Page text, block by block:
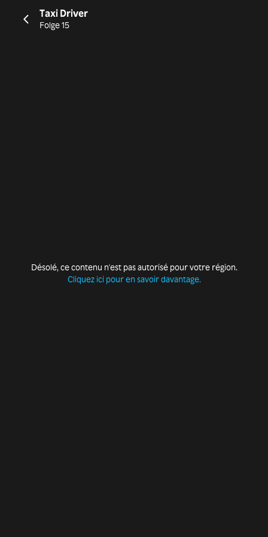
Taxi Driver
Folge 15
Désolé, ce contenu n'est pas autorisé pour votre région.
Cliquez ici pour en savoir davantage.